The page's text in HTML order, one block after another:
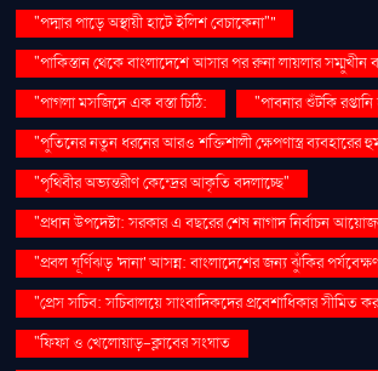
"পদ্মার পাড়ে অস্থায়ী হাটে ইলিশ বেচাকেনা"''
"পাকিস্তান থেকে বাংলাদেশে আসার পর রুনা লায়লার সম্মুখীন
"পাগলা মসজিদে এক বস্তা চিঠি:
"পাবনার শুঁটকি
"পুতিনের নতুন ধরনের আরও শক্তিশালী ক্ষেপণাস্ত্র ব্যবহারের
"পৃথিবীর অভ্যন্তরীণ কেন্দ্রের আকৃতি বদলাচ্ছে"
"প্রধান উপদেষ্টা: সরকার এ বছরের শেষ নাগাদ নির্বাচন
"প্রবল ঘূর্ণিঝড় 'দানা' আসন্ন: বাংলাদেশের জন্য ঝুঁকির
"প্রেস সচিব: সচিবালয়ে সাংবাদিকদের প্রবেশাধিকার সীমিত
"ফিফা ও খেলোয়াড়-ক্লাবের সংঘাত